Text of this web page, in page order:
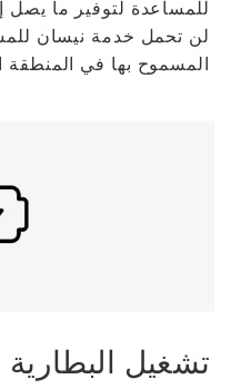
لن تحمل خدمة نيسان
المسموح بها في المنطقة
تشغيل البطارية